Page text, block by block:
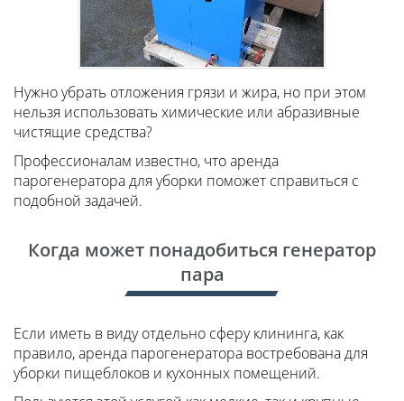
Нужно убрать отложения грязи и жира, но при этом
нельзя использовать химические или абразивные
чистящие средства?
Профессионалам известно, что аренда
парогенератора для уборки поможет справиться с
подобной задачей.
Когда может понадобиться генератор
пара
Если иметь в виду отдельно сферу клининга, как
правило, аренда парогенератора востребована для
уборки пищеблоков и кухонных помещений.